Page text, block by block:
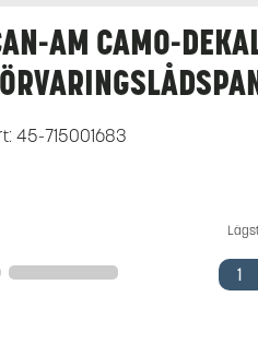
AM CAMO-
45-715001683
Can-
Am